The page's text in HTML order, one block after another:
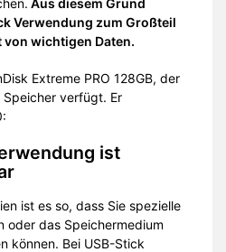
Aus diesem Grund
Verwendung zum Großteil
wichtigen Daten.
Extreme PRO 128GB, der
verfügt. Er
ist
ist es so, dass Sie spezielle
oder das Speichermedium
können. Bei USB-Stick